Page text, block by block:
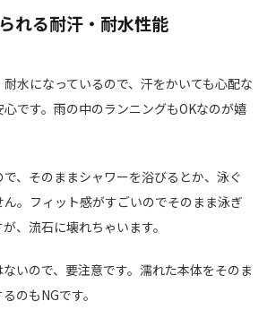
れる耐汗・耐水性能
水になっているので、汗をかいても心配な
です。雨の中のランニングもOKなのが嬉
、そのままシャワーを浴びるとか、泳ぐ
。フィット感がすごいのでそのまま泳ぎ
、流石に壊れちゃいます。
いので、要注意です。濡れた本体をそのま
のもNGです。